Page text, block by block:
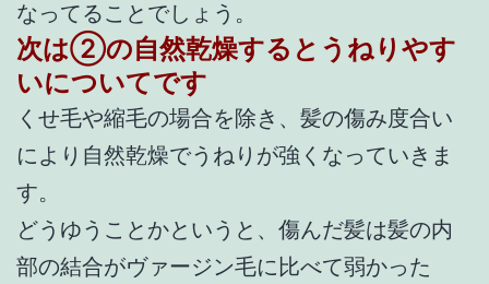
なってることでしょう。
次は②の自然乾燥するとうねりやす
いについてです
くせ毛や縮毛の場合を除き、髪の傷み度合い
により自然乾燥でうねりが強くなっていきま
す。
どうゆうことかというと、傷んだ髪は髪の内
部の結合がヴァージン毛に比べて弱かった